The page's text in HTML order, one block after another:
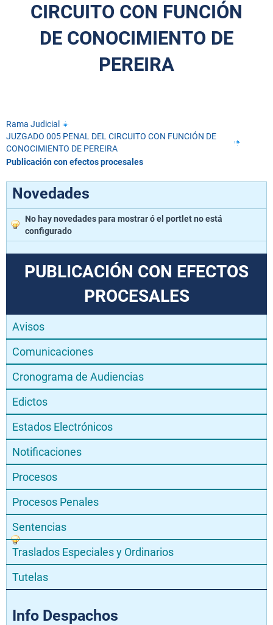
CIRCUITO CON FUNCIÓN
DE CONOCIMIENTO DE
PEREIRA
Rama Judicial
JUZGADO 005 PENAL DEL CIRCUITO CON FUNCIÓN DE
CONOCIMIENTO DE PEREIRA
Publicación con efectos procesales
Novedades
No hay novedades para mostrar ó el portlet no está
configurado
PUBLICACIÓN CON EFECTOS
PROCESALES
Avisos
Comunicaciones
Cronograma de Audiencias
Edictos
Estados Electrónicos
Notificaciones
Procesos
Procesos Penales
Sentencias
Traslados Especiales y Ordinarios
Tutelas
Info Despachos